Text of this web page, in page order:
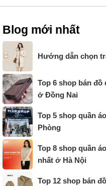
Blog mới nhất
Hướng dẫn chọn
Top 6 shop bán
ở Đồng Nai
Top 5 shop quần
Phòng
Top 8 shop quần
nhất ở Hà Nội
Top 12 shop bán